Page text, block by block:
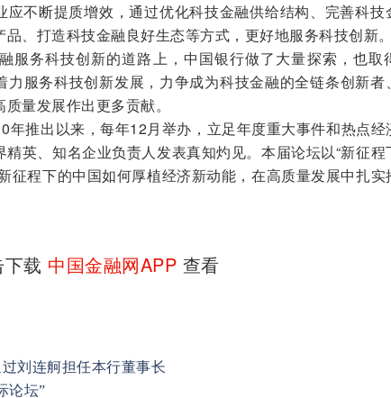
应不断提质增效，通过优化科技金融供给结构、完善科技
、打造科技金融良好生态等方式，更好地服务科技创新。
服务科技创新的道路上，中国银行做了大量探索，也取
力服务科技创新发展，力争成为科技金融的全链条创新者
量发展作出更多贡献。
推出以来，每年12月举办，立足年度重大事件和热点经
英、知名企业负责人发表真知灼见。本届论坛以“新征
征程下的中国如何厚植经济新动能，在高质量发展中扎实
载 中国金融网APP 查看
刘连舸担任本行董事长
论坛”